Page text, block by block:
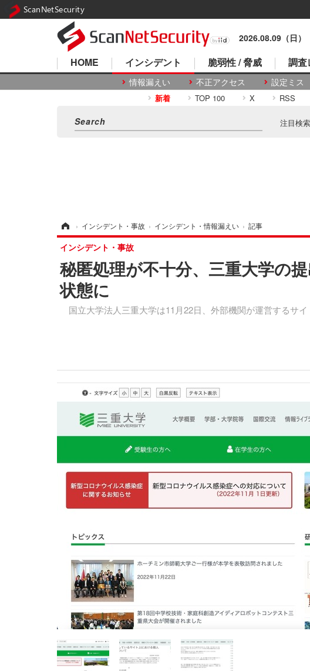
2026.08.09（日）
HOME インシデント
情報漏えい 不正アクセス 設定ミス
脆弱性 / 脅威 調査
新着 TOP 100 X RSS
注目検
› インシデント・事故 › インシデント・情報漏えい › 記事
秘匿処理が不十分、三重大学の
状態に
国立大学法人三重大学は11月22日、外部機関が運営するサイ
インシデント・事故
ScanNetSecurity